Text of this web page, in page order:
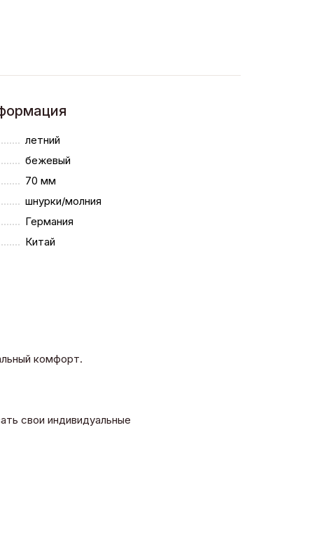
летний
бежевый
70 мм
шнурки/молния
Германия
Китай
комфорт.
свои индивидуальные